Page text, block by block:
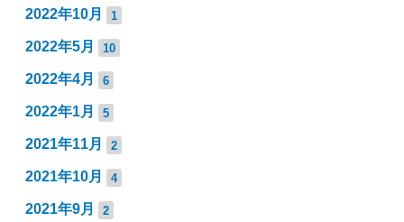
2022年10月 1
2022年5月 10
2022年4月 6
2022年1月 5
2021年11月 2
2021年10月 4
2021年9月 2